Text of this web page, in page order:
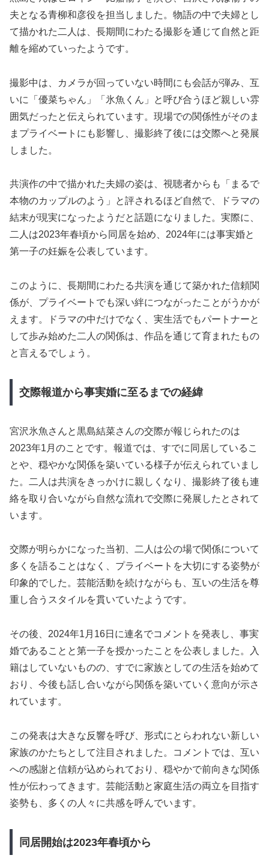
夫となる青柳和彦役を担当しました。物語の中で夫婦とし
て描かれた二人は、長期間にわたる撮影を通じて自然と距
離を縮めていったようです。
撮影中は、カメラが回っていない時間にも会話が弾み、互
いに「優菜ちゃん」「氷魚くん」と呼び合うほど親しい雰
囲気だったと伝えられています。現場での関係性がそのま
まプライベートにも影響し、撮影終了後には交際へと発展
しました。
共演作の中で描かれた夫婦の姿は、視聴者からも「まるで
本物のカップルのよう」と評されるほど自然で、ドラマの
結末が現実になったようだと話題になりました。実際に、
二人は2023年春頃から同居を始め、2024年には事実婚と
第一子の妊娠を公表しています。
このように、長期間にわたる共演を通じて築かれた信頼関
係が、プライベートでも深い絆につながったことがうかが
えます。ドラマの中だけでなく、実生活でもパートナーと
して歩み始めた二人の関係は、作品を通じて育まれたもの
と言えるでしょう。
交際報道から事実婚に至るまでの経緯
宮沢氷魚さんと黒島結菜さんの交際が報じられたのは
2023年1月のことです。報道では、すでに同居しているこ
とや、穏やかな関係を築いている様子が伝えられていまし
た。二人は共演をきっかけに親しくなり、撮影終了後も連
絡を取り合いながら自然な流れで交際に発展したとされて
います。
交際が明らかになった当初、二人は公の場で関係について
多くを語ることはなく、プライベートを大切にする姿勢が
印象的でした。芸能活動を続けながらも、互いの生活を尊
重し合うスタイルを貫いていたようです。
その後、2024年1月16日に連名でコメントを発表し、事実
婚であることと第一子を授かったことを公表しました。入
籍はしていないものの、すでに家族としての生活を始めて
おり、今後も話し合いながら関係を築いていく意向が示さ
れています。
この発表は大きな反響を呼び、形式にとらわれない新しい
家族のかたちとして注目されました。コメントでは、互い
への感謝と信頼が込められており、穏やかで前向きな関係
性が伝わってきます。芸能活動と家庭生活の両立を目指す
姿勢も、多くの人々に共感を呼んでいます。
同居開始は2023年春頃から